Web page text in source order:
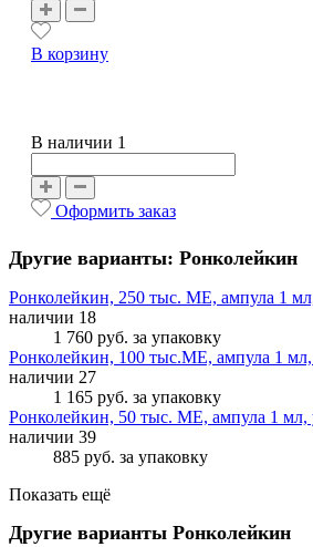
В корзину
В наличии 1
Оформить заказ
Другие варианты: Ронколейкин
Ронколейкин, 250 тыс. МЕ, ампула 1
наличии 18
1 760 руб. за упаковку
Ронколейкин, 100 тыс.МЕ, ампула 1
наличии 27
1 165 руб. за упаковку
Ронколейкин, 50 тыс. МЕ, ампула 1 мл,
наличии 39
885 руб. за упаковку
Показать ещё
Другие варианты Ронколейкин